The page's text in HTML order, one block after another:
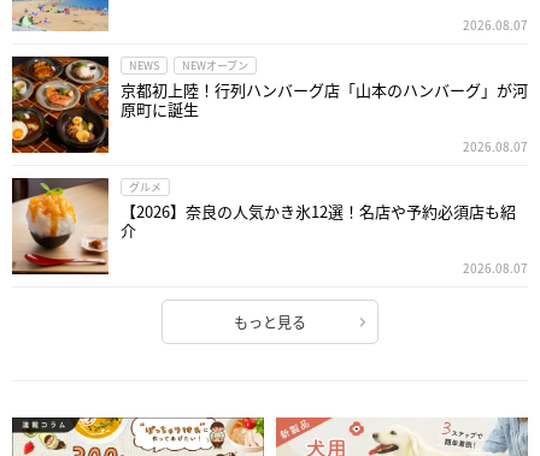
2026.08.07
NEWS NEWオープン
京都初上陸！行列ハンバーグ店「山本のハンバーグ」が河
原町に誕生
2026.08.07
グルメ
【2026】奈良の人気かき氷12選！名店や予約必須店も紹
介
2026.08.07
もっと見る